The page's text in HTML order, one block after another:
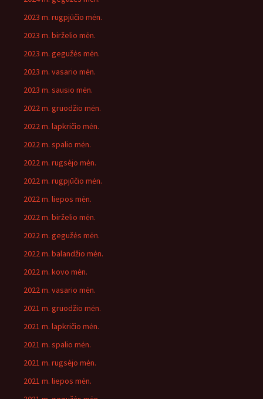
2023 m. rugpjūčio mėn.
2023 m. birželio mėn.
2023 m. gegužės mėn.
2023 m. vasario mėn.
2023 m. sausio mėn.
2022 m. gruodžio mėn.
2022 m. lapkričio mėn.
2022 m. spalio mėn.
2022 m. rugsėjo mėn.
2022 m. rugpjūčio mėn.
2022 m. liepos mėn.
2022 m. birželio mėn.
2022 m. gegužės mėn.
2022 m. balandžio mėn.
2022 m. kovo mėn.
2022 m. vasario mėn.
2021 m. gruodžio mėn.
2021 m. lapkričio mėn.
2021 m. spalio mėn.
2021 m. rugsėjo mėn.
2021 m. liepos mėn.